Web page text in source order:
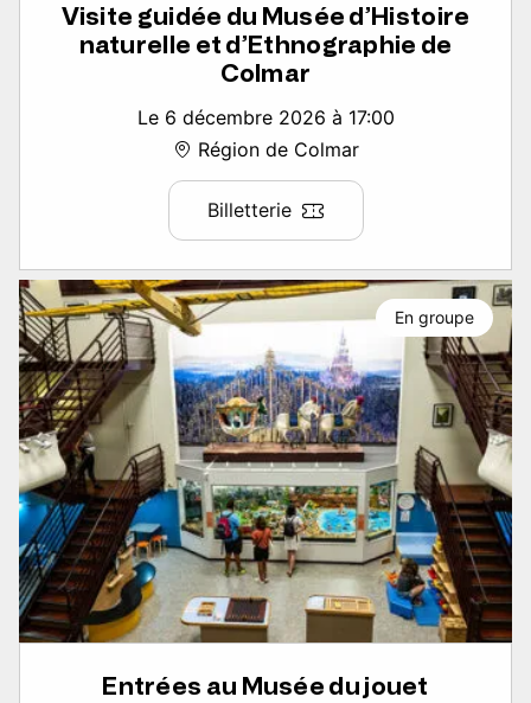
Visite guidée du Musée d’Histoire
naturelle et d’Ethnographie de
Colmar
Le 6 décembre 2026 à 17:00
Région de Colmar
Billetterie
Entrées au Musée du jouet
En groupe